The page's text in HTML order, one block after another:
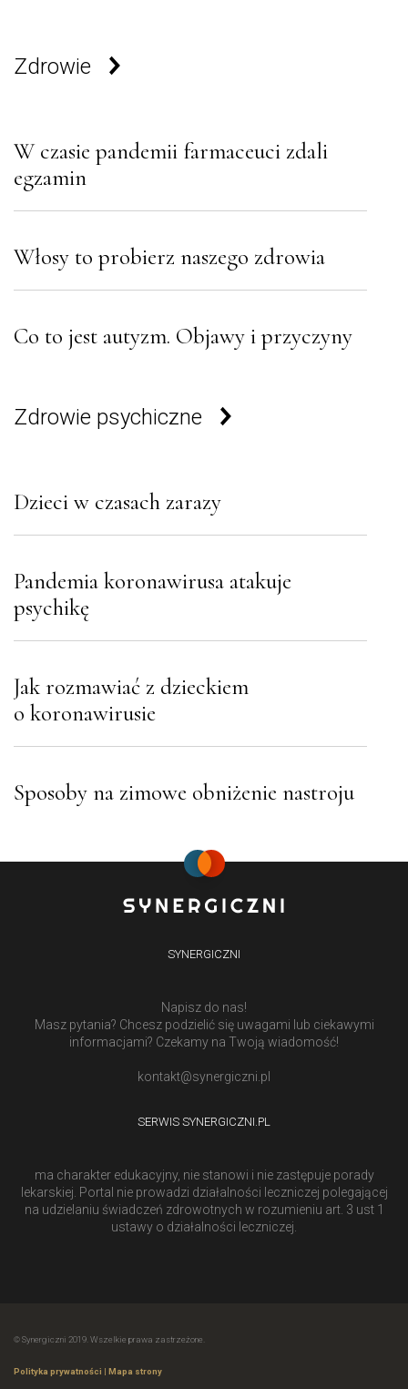
Zdrowie
W czasie pandemii farmaceuci zdali
egzamin
Włosy to probierz naszego zdrowia
Co to jest autyzm. Objawy i przyczyny
Zdrowie psychiczne
Dzieci w czasach zarazy
Pandemia koronawirusa atakuje
psychikę
Jak rozmawiać z dzieckiem
o koronawirusie
Sposoby na zimowe obniżenie nastroju
SYNERGICZNI
Napisz do nas!
Masz pytania? Chcesz podzielić się uwagami lub ciekawymi
informacjami? Czekamy na Twoją wiadomość!
kontakt@synergiczni.pl
SERWIS SYNERGICZNI.PL
ma charakter edukacyjny, nie stanowi i nie zastępuje porady
lekarskiej. Portal nie prowadzi działalności leczniczej polegającej
na udzielaniu świadczeń zdrowotnych w rozumieniu art. 3 ust 1
ustawy o działalności leczniczej.
© Synergiczni 2019. Wszelkie prawa zastrzeżone.
Polityka prywatności | Mapa strony